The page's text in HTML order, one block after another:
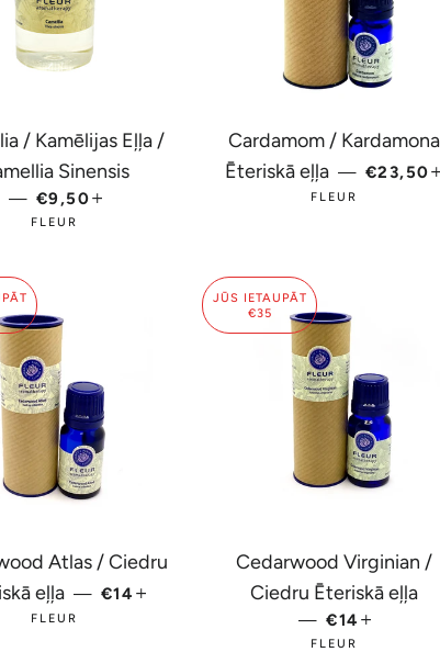
/ Kamēlijas Eļļa /
Sinensis
— PARASTĀ CENA
€9,50
FLEUR
Cardamom / Kardamona
Ēteriskā eļļa — €23,50
FLEUR
Atlas / Ciedru
eļļa — AKCIJAS CENA
€14
FLEUR
JŪS IETAUPĀT
€35
Cedarwood Virginian /
Ciedru Ēteriskā eļļa
— AKCIJAS
€14
FLEUR